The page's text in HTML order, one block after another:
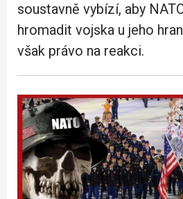
soustavně vybízí, aby
hromadit vojska u jeho
však právo na reakci.